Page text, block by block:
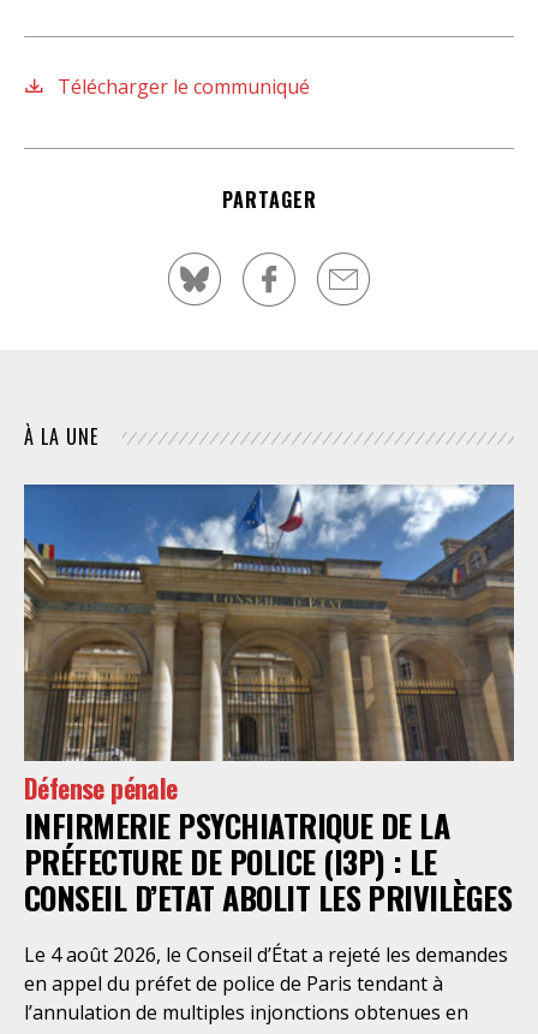
Télécharger le communiqué
PARTAGER
À LA UNE
Défense pénale
INFIRMERIE PSYCHIATRIQUE DE LA
PRÉFECTURE DE POLICE (I3P) : LE
CONSEIL D’ETAT ABOLIT LES PRIVILÈGES
Le 4 août 2026, le Conseil d’État a rejeté les demandes
en appel du préfet de police de Paris tendant à
l’annulation de multiples injonctions obtenues en